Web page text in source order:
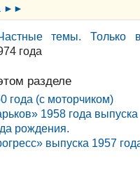
►►
темы. Только
года
разделе
года (с моторчиком)
1958 года выпуска
рождения.
выпуска 1957